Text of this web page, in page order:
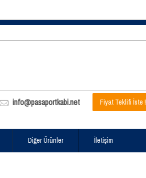
info@pasaportkabi.net Fiyat Teklifi İste !
Diğer Ürünler İletişim